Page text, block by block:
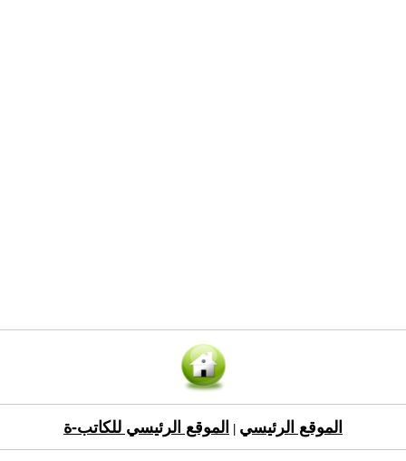
الموقع الرئيسي الموقع الرئيسي للكاتب-ة